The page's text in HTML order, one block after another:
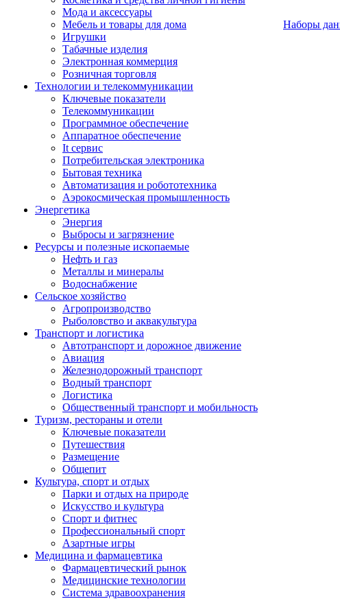
Мода и аксессуары
Мебель и товары для дома
Игрушки
Табачные изделия
Электронная коммерция
Розничная торговля
Технологии и телекоммуникации
Ключевые показатели
Телекоммуникации
Программное обеспечение
Аппаратное обеспечение
It сервис
Потребительская электроника
Бытовая техника
Автоматизация и робототехника
Аэрокосмическая промышленность
Энергетика
Энергия
Выбросы и загрязнение
Ресурсы и полезные ископаемые
Нефть и газ
Металлы и минералы
Водоснабжение
Сельское хозяйство
Агропроизводство
Рыболовство и аквакультура
Транспорт и логистика
Автотранспорт и дорожное движение
Авиация
Железнодорожный транспорт
Водный транспорт
Логистика
Общественный транспорт и мобильность
Туризм, рестораны и отели
Ключевые показатели
Путешествия
Размещение
Общепит
Культура, спорт и отдых
Парки и отдых на природе
Искусство и культура
Спорт и фитнес
Профессиональный спорт
Азартные игры
Медицина и фармацевтика
Фармацевтический рынок
Медицинские технологии
Система здравоохранения
Наборы